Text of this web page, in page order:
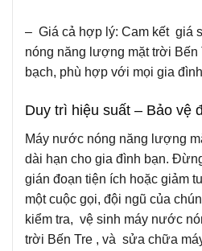
– Giá cả hợp lý: Cam kết giá
nóng năng lượng mặt trời Bến
bạch, phù hợp với mọi gia
Duy trì hiệu suất – Bảo vệ
Máy nước nóng năng lượng
dài hạn cho gia đình bạn.
gián đoạn tiện ích hoặc giảm
một cuộc gọi, đội ngũ của
kiểm tra, vệ sinh máy nước
trời Bến Tre , và sửa chữa